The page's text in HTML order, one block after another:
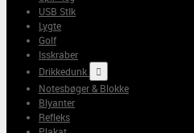
USB StIk
Lygte
Golf
Isskraber
Drikkedunk

Notesbøger & Blokke
Blyanter
Refleks